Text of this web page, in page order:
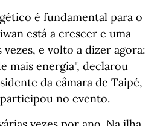
é fundamental para o
está a crescer e uma
vezes, e volto a dizer agora:
mais energia", declarou
da câmara de Taipé,
no evento.